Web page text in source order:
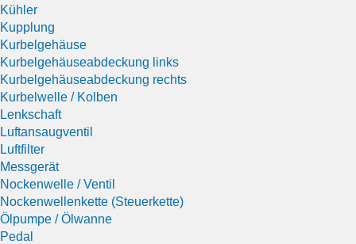
Kühler
Kupplung
Kurbelgehäuse
Kurbelgehäuseabdeckung links
Kurbelgehäuseabdeckung rechts
Kurbelwelle / Kolben
Lenkschaft
Luftansaugventil
Luftfilter
Messgerät
Nockenwelle / Ventil
Nockenwellenkette (Steuerkette)
Ölpumpe / Ölwanne
Pedal